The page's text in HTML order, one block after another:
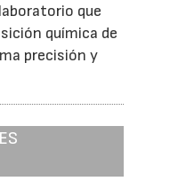
que
química de
precisión y